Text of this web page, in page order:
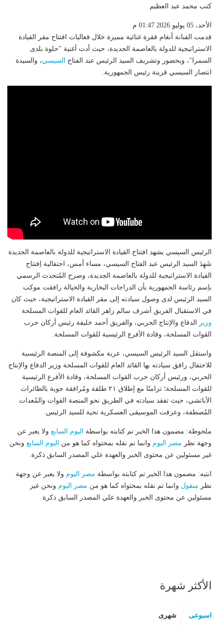
كتب محمد عبد العظيم
الأحد، 05 يوليو 2026 01:47 م
قدمت الفنانة أنغام فقرة غنائية مميزة خلال فعاليات افتتاح مقر القيادة
الاستراتيجية للدولة بالعاصمة الجديدة، حيث أدت أغنية "حلوة بلدى
السمرا"، وبحضور وتشريف السيد الرئيس عبد الفتاح
السيسي، والسيدة
انتصار السيسي قرينة رئيس الجمهورية.
الرئيس السيسي يشهد افتتاح القيادة الاستراتيجية للدولة بالعاصمة الجديدة
شَهِدَ السيد الرئيس عبد الفتاح السيسي، مساء أمس، احتفالية اِفتتاح
القيادة الاستراتيجية للدولة بالعاصمة الجديدة، وصرح المُتحدث الرسمي
باِسم رئاسة الجمهورية بأن الدراجات البخارية والخيالة رافقت موكب
السيد الرئيس لدى وصول سيادته إلى مقر القيادة الاستراتيجية، حيث كان
في الاستقبال الفريق أشرف سالم زاهر القائد العام للقوات المسلحة
وزير
الدفاع والإنتاج الحربي، والفريق أحمد خليفة رئيس أركان حرب
القوات المسلحة، وقادة الأفرع الرئيسية للقوات المسلحة.
واستقل السيد الرئيس السيسي، عربة مكشوفة إلى المنصة الرئيسية
للاحتفال رافق سيادته بها القائد العام للقوات المسلحة وزير الدفاع والإنتاج
الحربي، ورئيس أركان حرب القوات المسلحة، وقادة الأفرع الرئيسية
للقوات المسلحة؛ تزامنًا مع إطلاق ٢١ طلقة ومُرافقة جوية بالطائرات
الأباتشي، حيث تفقد سيادته في الطريق نحو المنصة القوات والمُعدات
المُصطفة، وعزفت الموسيقى العسكرية تحية للسيد الرئيس.
ملحوظة: مضمون هذا الخبر تم كتابته بواسطة اليوم السابع ولا يعبر عن
وجهة نظر مصر اليوم وانما تم نقله بمحتواه كما هو من اليوم السابع ونحن
غير مسئولين عن محتوى الخبر والعهدة علي المصدر السابق ذكرة.
انتبه: مضمون هذا الخبر تم كتابته بواسطة مصر اليوم ولا يعبر عن وجهة
نظر منقول وانما تم نقله بمحتواه كما هو من مصر اليوم ونحن غير
مسئولين عن محتوى الخبر والعهدة علي المصدر السابق ذكرة.
الأكثر شهرة
اسبوعى شهرى